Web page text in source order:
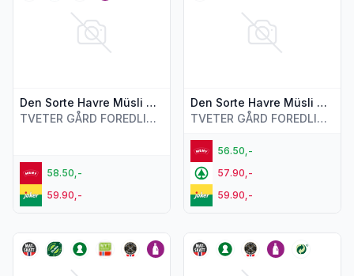
Den Sorte Havre Müsli med Tranebær 400g
TVETER GÅRD FOREDLING AS
58.50,-
59.90,-
Den Sorte Havre Müsli med Belgisk Sjokolade 400g
TVETER GÅRD FOREDLING AS
56.50,-
57.90,-
59.90,-
Vis flere detaljer for produktet "Den Sorte Havre Steel Cut
Vis flere detaljer for